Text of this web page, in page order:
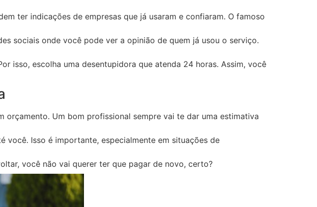
ter indicações de empresas que já usaram e confiaram. O famoso
sociais onde você pode ver a opinião de quem já usou o serviço.
isso, escolha uma desentupidora que atenda 24 horas. Assim, você
orçamento. Um bom profissional sempre vai te dar uma estimativa
você. Isso é importante, especialmente em situações de
você não vai querer ter que pagar de novo, certo?